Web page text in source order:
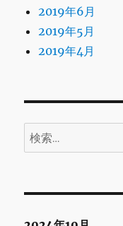
2019年6月
2019年5月
2019年4月
検
索: